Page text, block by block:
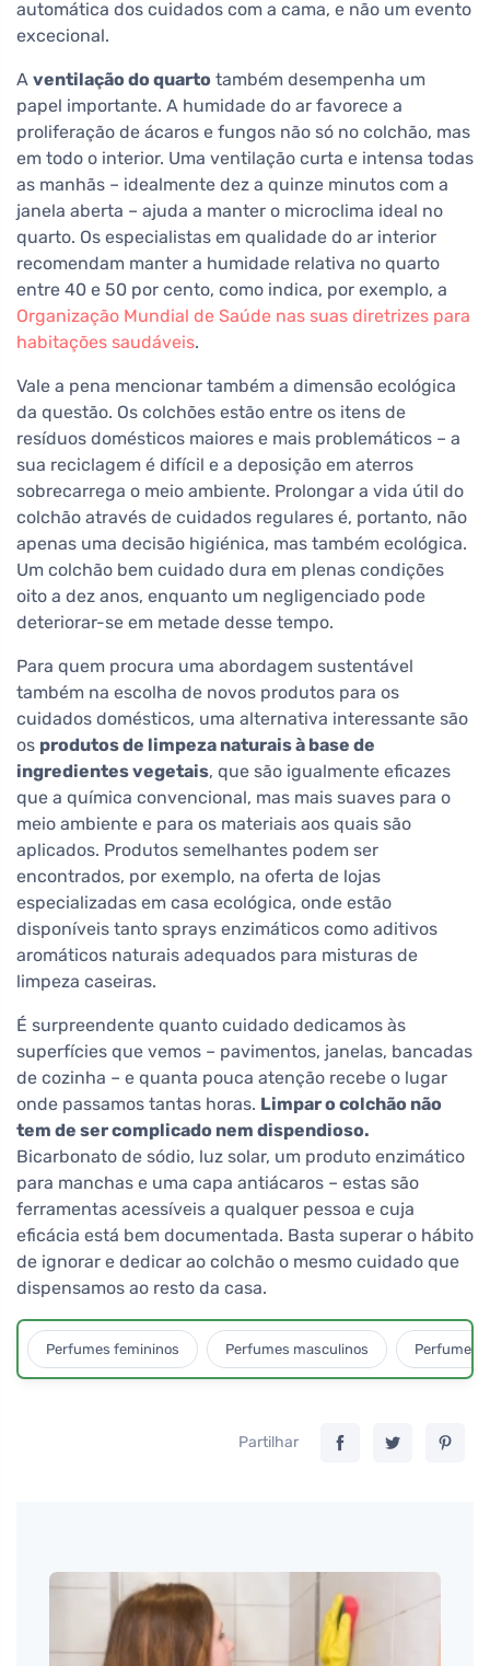
automática dos cuidados com a cama, e não um evento
excecional.
A ventilação do quarto também desempenha um
papel importante. A humidade do ar favorece a
proliferação de ácaros e fungos não só no colchão, mas
em todo o interior. Uma ventilação curta e intensa todas
as manhãs – idealmente dez a quinze minutos com a
janela aberta – ajuda a manter o microclima ideal no
quarto. Os especialistas em qualidade do ar interior
recomendam manter a humidade relativa no quarto
entre 40 e 50 por cento, como indica, por exemplo, a
Organização Mundial de Saúde nas suas diretrizes para
habitações saudáveis.
Vale a pena mencionar também a dimensão ecológica
da questão. Os colchões estão entre os itens de
resíduos domésticos maiores e mais problemáticos – a
sua reciclagem é difícil e a deposição em aterros
sobrecarrega o meio ambiente. Prolongar a vida útil do
colchão através de cuidados regulares é, portanto, não
apenas uma decisão higiénica, mas também ecológica.
Um colchão bem cuidado dura em plenas condições
oito a dez anos, enquanto um negligenciado pode
deteriorar-se em metade desse tempo.
Para quem procura uma abordagem sustentável
também na escolha de novos produtos para os
cuidados domésticos, uma alternativa interessante são
os produtos de limpeza naturais à base de
ingredientes vegetais, que são igualmente eficazes
que a química convencional, mas mais suaves para o
meio ambiente e para os materiais aos quais são
aplicados. Produtos semelhantes podem ser
encontrados, por exemplo, na oferta de lojas
especializadas em casa ecológica, onde estão
disponíveis tanto sprays enzimáticos como aditivos
aromáticos naturais adequados para misturas de
limpeza caseiras.
É surpreendente quanto cuidado dedicamos às
superfícies que vemos – pavimentos, janelas, bancadas
de cozinha – e quanta pouca atenção recebe o lugar
onde passamos tantas horas. Limpar o colchão não
tem de ser complicado nem dispendioso.
Bicarbonato de sódio, luz solar, um produto enzimático
para manchas e uma capa antiácaros – estas são
ferramentas acessíveis a qualquer pessoa e cuja
eficácia está bem documentada. Basta superar o hábito
de ignorar e dedicar ao colchão o mesmo cuidado que
dispensamos ao resto da casa.
Perfumes femininos Perfumes masculinos Perfumes
Partilhar